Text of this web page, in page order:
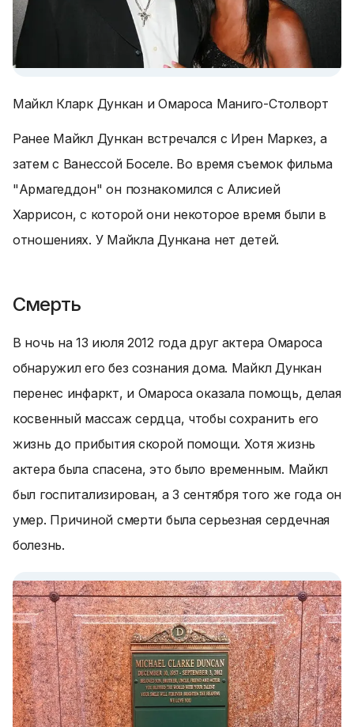
Майкл Кларк Дункан и Омароса Маниго-Столворт
Ранее Майкл Дункан встречался с Ирен Маркез, а
затем с Ванессой Боселе. Во время съемок фильма
"Армагеддон" он познакомился с Алисией
Харрисон, с которой они некоторое время были в
отношениях. У Майкла Дункана нет детей.
Смерть
В ночь на 13 июля 2012 года друг актера Омароса
обнаружил его без сознания дома. Майкл Дункан
перенес инфаркт, и Омароса оказала помощь, делая
косвенный массаж сердца, чтобы сохранить его
жизнь до прибытия скорой помощи. Хотя жизнь
актера была спасена, это было временным. Майкл
был госпитализирован, а 3 сентября того же года он
умер. Причиной смерти была серьезная сердечная
болезнь.